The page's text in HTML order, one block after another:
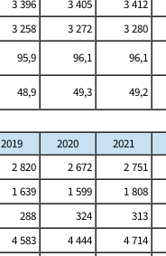
3 396 3 405
3 412
3 258 3 272
3 280
95,9 96,1
96,1
48,9 49,3
49,2
2019 2020 2021
2 820 2 672 2 751
1 639 1 599 1 808
288 324 313
4 583 4 444 4 714